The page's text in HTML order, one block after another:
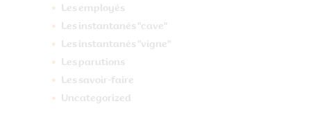
Les employés
Les instantanés "cave"
Les instantanés "vigne"
Les parutions
Les savoir-faire
Uncategorized